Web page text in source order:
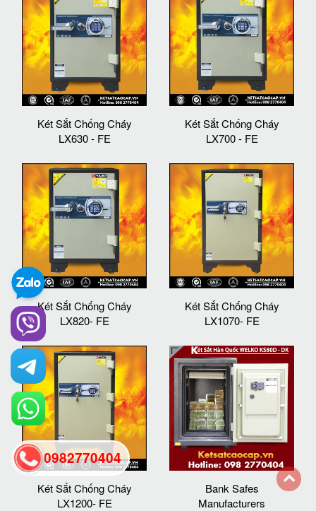
Két Sắt Chống Cháy
LX630 - FE
Két Sắt Chống Cháy
LX700 - FE
Két Sắt Chống Cháy
LX820- FE
Két Sắt Chống Cháy
LX1070- FE
Két Sắt Chống Cháy
LX1200- FE
Bank Safes
Manufacturers
0982770404